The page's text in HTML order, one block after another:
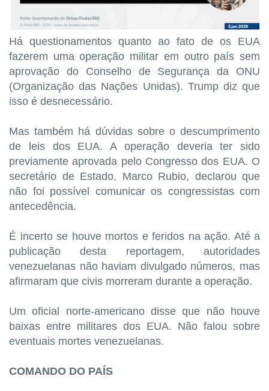
Há questionamentos quanto ao fato de os EUA
fazerem uma operação militar em outro país sem
aprovação do Conselho de Segurança da ONU
(Organização das Nações Unidas). Trump diz que
isso é desnecessário.
Mas também há dúvidas sobre o descumprimento
de leis dos EUA. A operação deveria ter sido
previamente aprovada pelo Congresso dos EUA. O
secretário de Estado, Marco Rubio, declarou que
não foi possível comunicar os congressistas com
antecedência.
É incerto se houve mortos e feridos na ação. Até a
publicação desta reportagem, autoridades
venezuelanas não haviam divulgado números, mas
afirmaram que civis morreram durante a operação.
Um oficial norte-americano disse que não houve
baixas entre militares dos EUA. Não falou sobre
eventuais mortes venezuelanas.
COMANDO DO PAÍS